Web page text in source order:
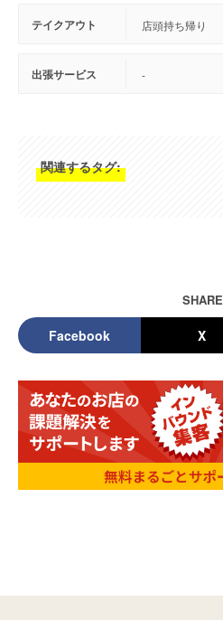
テイクアウト 店頭持ち帰り
出張サービス -
関連するタグ:
SHARE
Facebook X